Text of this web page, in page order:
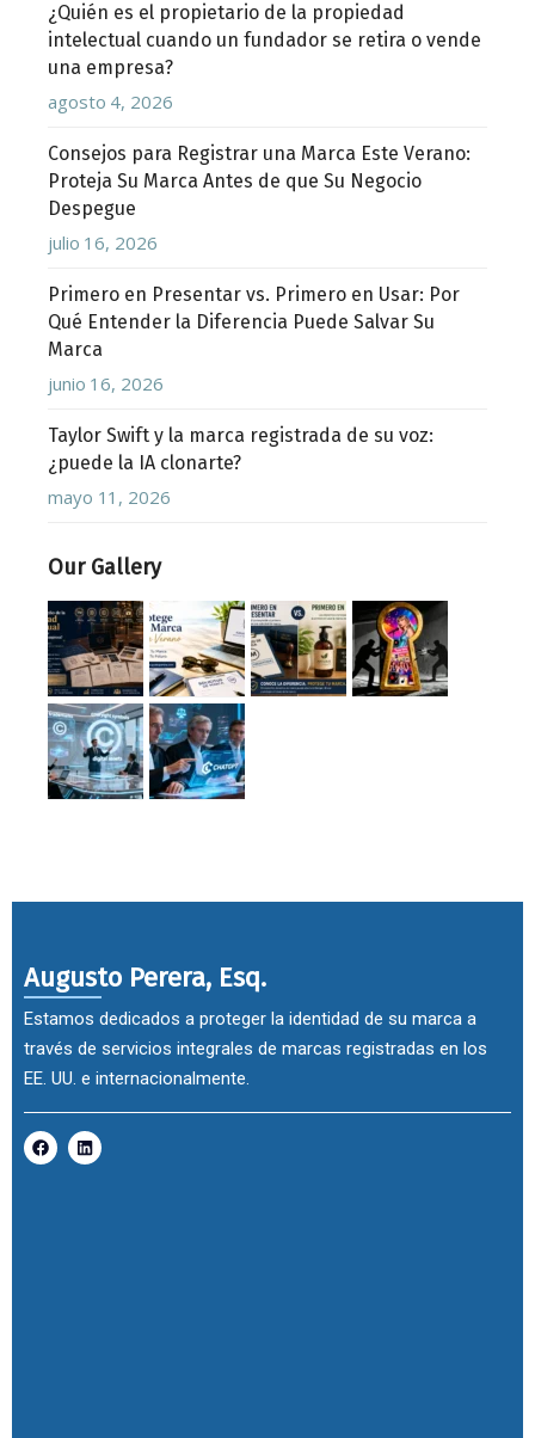
¿Quién es el propietario de la propiedad
intelectual cuando un fundador se retira o vende
una empresa?
agosto 4, 2026
Consejos para Registrar una Marca Este Verano:
Proteja Su Marca Antes de que Su Negocio
Despegue
julio 16, 2026
Primero en Presentar vs. Primero en Usar: Por
Qué Entender la Diferencia Puede Salvar Su
Marca
junio 16, 2026
Taylor Swift y la marca registrada de su voz:
¿puede la IA clonarte?
mayo 11, 2026
Our Gallery
Augusto Perera, Esq.
Estamos dedicados a proteger la identidad de su marca a
través de servicios integrales de marcas registradas en los
EE. UU. e internacionalmente.